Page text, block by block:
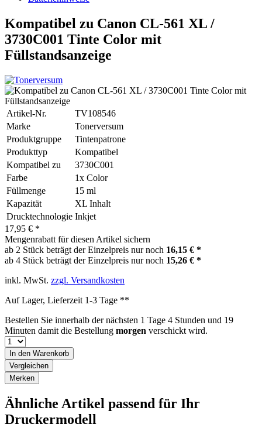
Kompatibel zu Canon CL-561 XL /
3730C001 Tinte Color mit
Füllstandsanzeige
Artikel-Nr.
TV108546
Marke
Tonerversum
Produktgruppe
Tintenpatrone
Produkttyp
Kompatibel
Kompatibel zu
3730C001
Farbe
1x Color
Füllmenge
15 ml
Kapazität
XL Inhalt
Drucktechnologie Inkjet
17,95 € *
Mengenrabatt für diesen Artikel sichern
ab 2 Stück beträgt der Einzelpreis nur noch 16,15 € *
ab 4 Stück beträgt der Einzelpreis nur noch 15,26 € *
inkl. MwSt. zzgl. Versandkosten
Auf Lager, Lieferzeit 1-3 Tage **
Bestellen Sie innerhalb der nächsten 1 Tage 4 Stunden und 19
Minuten damit die Bestellung morgen verschickt wird.
In den Warenkorb
Vergleichen
Merken
Ähnliche Artikel passend für Ihr
Druckermodell